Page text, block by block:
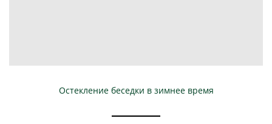
Остекление беседки в зимнее время